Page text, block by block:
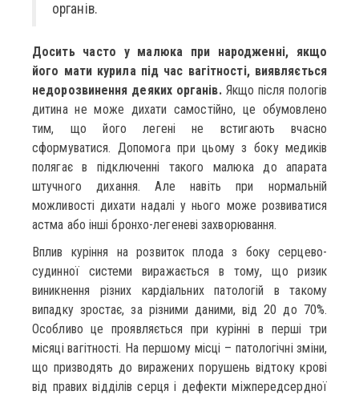
органів.
Досить часто у малюка при народженні, якщо
його мати курила під час вагітності, виявляється
недорозвинення деяких органів.Якщо після пологів
дитина не може дихати самостійно, це обумовлено
тим, що його легені не встигають вчасно
сформуватися. Допомога при цьому з боку медиків
полягає в підключенні такого малюка до апарата
штучного дихання. Але навіть при нормальній
можливості дихати надалі у нього може розвиватися
астма або інші бронхо-легеневі захворювання.
Вплив куріння на розвиток плода з боку серцево-
судинної системи виражається в тому, що ризик
виникнення різних кардіальних патологій в такому
випадку зростає, за різними даними, від 20 до 70%.
Особливо це проявляється при курінні в перші три
місяці вагітності. На першому місці – патологічні зміни,
що призводять до виражених порушень відтоку крові
від правих відділів серця і дефекти міжпередсердної